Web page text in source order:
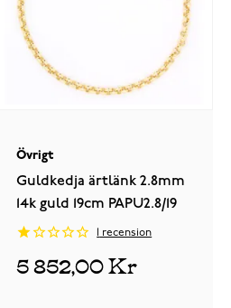
Övrigt
Guldkedja ärtlänk 2.8mm
14k guld 19cm PAPU2.8/19
recension
5 852,00 Kr